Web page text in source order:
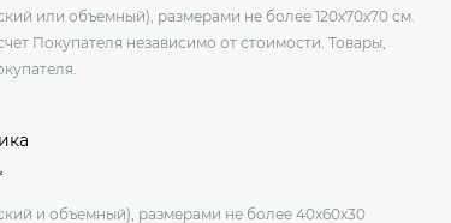
или объемный), размерами не более 120х70х70 см.
Покупателя независимо от стоимости. Товары,
и объемный), размерами не более 40х60х30